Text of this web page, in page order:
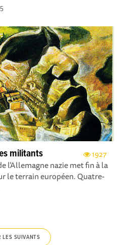
1927
militants
l’Allemagne nazie met fin à la
le terrain européen. Quatre-
LES SUIVANTS